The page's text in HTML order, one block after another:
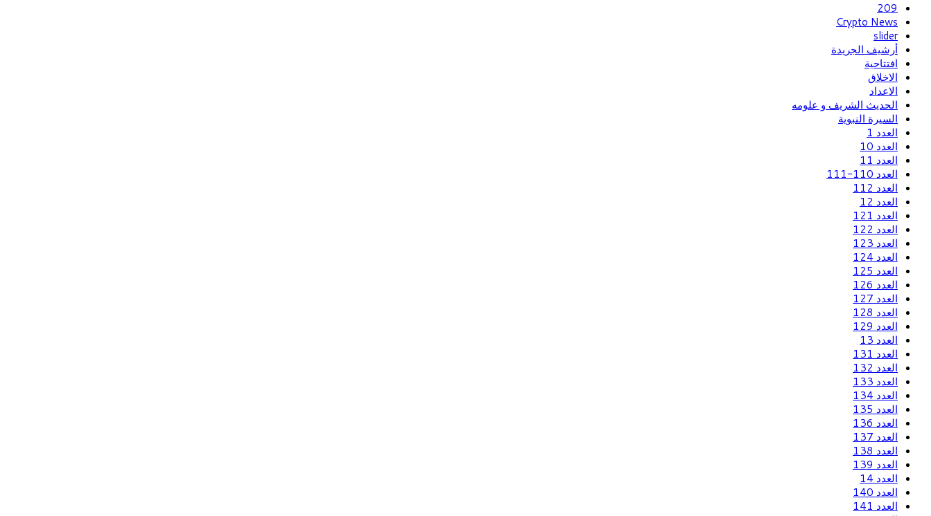
209
Crypto News
slider
أرشيف الجريدة
افتتاحية
الاخلاق
الاعداد
الحديث الشريف و علومه
السيرة النبوية
العدد 1
العدد 10
العدد 11
العدد 110-111
العدد 112
العدد 12
العدد 121
العدد 122
العدد 123
العدد 124
العدد 125
العدد 126
العدد 127
العدد 128
العدد 129
العدد 13
العدد 131
العدد 132
العدد 133
العدد 134
العدد 135
العدد 136
العدد 137
العدد 138
العدد 139
العدد 14
العدد 140
العدد 141